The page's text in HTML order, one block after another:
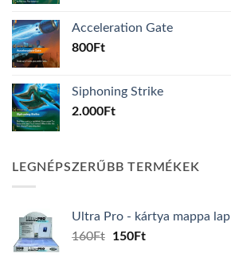
Acceleration Gate
800Ft
Siphoning Strike
2.000Ft
LEGNÉPSZERŰBB TERMÉKEK
Ultra Pro - kártya mappa lap
160Ft
Original
150FtCurrent